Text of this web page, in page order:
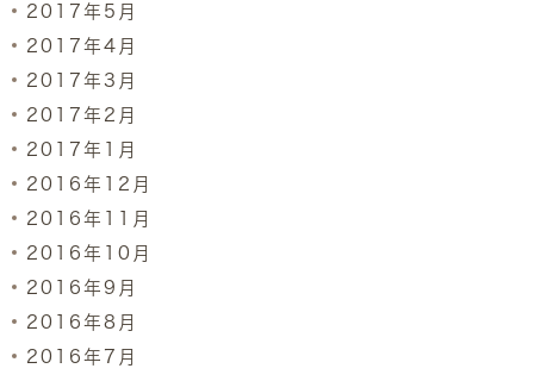
2017年5月
2017年4月
2017年3月
2017年2月
2017年1月
2016年12月
2016年11月
2016年10月
2016年9月
2016年8月
2016年7月